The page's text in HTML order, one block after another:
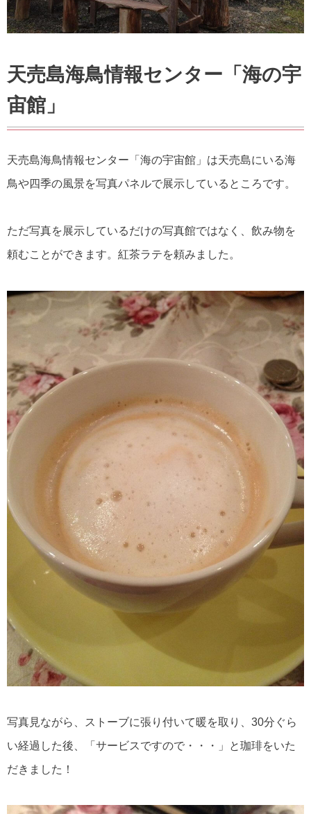
天売島海鳥情報センター「海の宇
宙館」
天売島海鳥情報センター「海の宇宙館」は天売島にいる海
鳥や四季の風景を写真パネルで展示しているところです。
ただ写真を展示しているだけの写真館ではなく、飲み物を
頼むことができます。紅茶ラテを頼みました。
写真見ながら、ストーブに張り付いて暖を取り、30分ぐら
い経過した後、「サービスですので・・・」と珈琲をいた
だきました！